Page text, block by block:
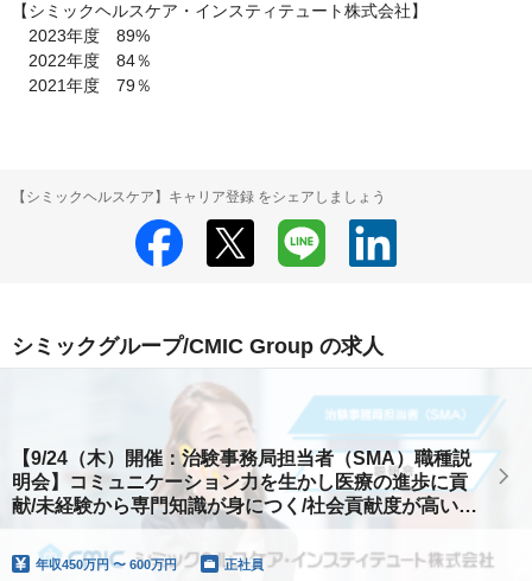
【シミックヘルスケア・インスティテュート株式会社】
2023年度　89%
2022年度　84％
2021年度　79％
【シミックヘルスケア】キャリア登録 をシェアしましょう
シミックグループ/CMIC Group の求人
【9/24（木）開催：治験事務局担当者（SMA）職種説
明会】コミュニケーション力を生かし医療の進歩に貢
献/未経験から専門知識が身につく/社会貢献度が高い職
年収450万円 〜 600万円 正社員